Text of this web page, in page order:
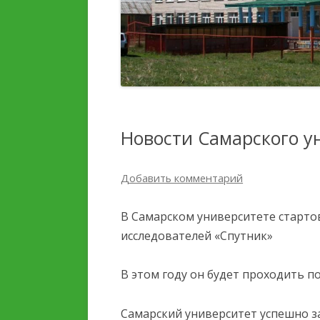
ПЛАТНЫЕ
ОБРАЗОВАТЕЛЬНЫЕ
ФИНАНСОВО-
ВАКАНТНЫЕ МЕСТА ДЛЯ
ПОДДЕРЖКИ
СОТРУДНИЧЕСТВО
ДЕТЕЙ И ИХ ОЗДОРОВЛЕНИЯ
УСЛУГИ, В ТОМ ЧИСЛЕ
ПЛАТНЫЕ,
ПРЕДОСТАВЛЯЕМЫЕ
Новости Самарского
Добавить комментарий
В Самарском университете
исследователей «Спутник»
В этом году он будет проходить
Самарский университет успешно